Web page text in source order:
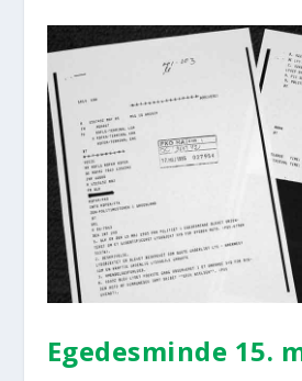
Ege­des­min­de 15.